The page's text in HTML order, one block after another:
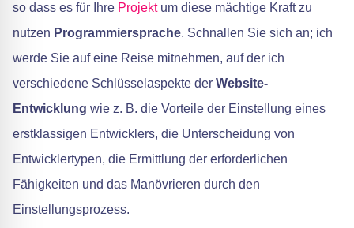
so dass es für Ihre Projektum diese mächtige Kraft zu
nutzen Programmiersprache. Schnallen Sie sich an; ich
werde Sie auf eine Reise mitnehmen, auf der ich
verschiedene Schlüsselaspekte der Website-
Entwicklung wie z. B. die Vorteile der Einstellung eines
erstklassigen Entwicklers, die Unterscheidung von
Entwicklertypen, die Ermittlung der erforderlichen
Fähigkeiten und das Manövrieren durch den
Einstellungsprozess.